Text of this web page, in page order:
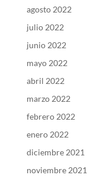
agosto 2022
julio 2022
junio 2022
mayo 2022
abril 2022
marzo 2022
febrero 2022
enero 2022
diciembre 2021
noviembre 2021